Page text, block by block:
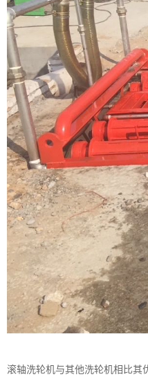
滚轴洗轮机与其他洗轮机相比其